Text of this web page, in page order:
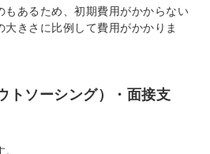
もあるため、初期費用がかからない
きさに比例して費用がかかりま
トソーシング）・面接支